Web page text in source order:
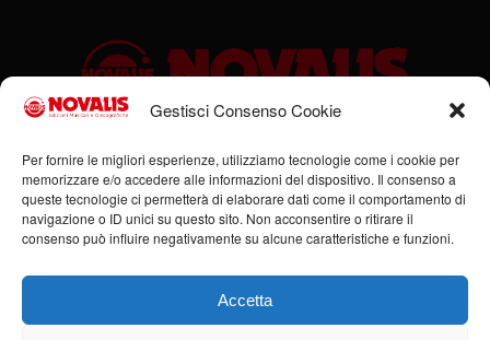
Gestisci Consenso Cookie
Per fornire le migliori esperienze, utilizziamo tecnologie come i cookie per
memorizzare e/o accedere alle informazioni del dispositivo. Il consenso a
queste tecnologie ci permetterà di elaborare dati come il comportamento di
navigazione o ID unici su questo sito. Non acconsentire o ritirare il
consenso può influire negativamente su alcune caratteristiche e funzioni.
Accetta
Sede legale: Via Cassino, 1 – 47923 Rimini (RN) – Ufficio:
Via Flaminia, 185/B – 47923 Rimini (RN) – P.IVA:
00951980408
Tel. +39 0541 684352 – Cell +39 336 378555 –